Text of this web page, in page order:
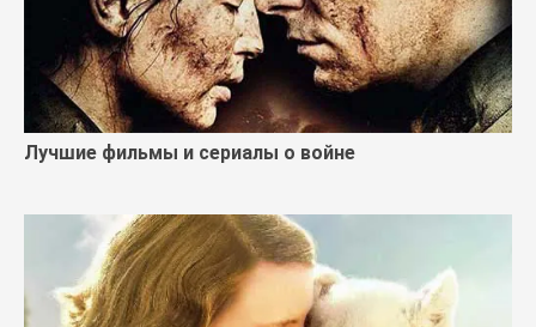
Лучшие фильмы и сериалы о войне